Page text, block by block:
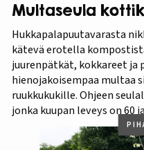
Multaseula
Hukkapalapuutavarasta
kätevä erotella
juurenpätkät, kokkareet ja
hienojakoisempaa multaa
ruukkukukille. Ohjeen
jonka kuupan leveys on 60